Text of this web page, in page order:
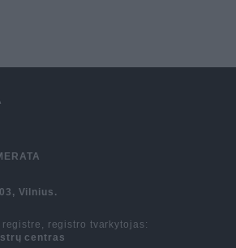
Vilnius.
registro tvarkytojas:
centras